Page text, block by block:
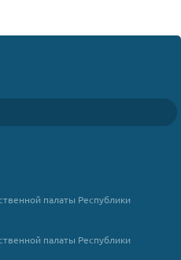
палаты Республики
палаты Республики